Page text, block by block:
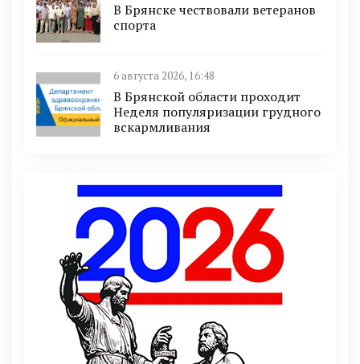
В Брянске чествовали ветеранов
спорта
6 августа 2026, 16:48
В Брянской области проходит
Неделя популяризации грудного
вскармливания